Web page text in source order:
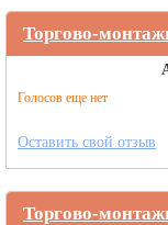
Торгово-
Голосов еще нет
Оставить свой отзыв
Торгово-